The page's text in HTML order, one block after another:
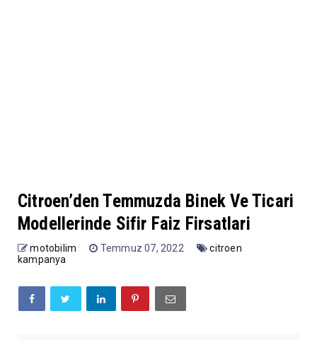
Citroen’den Temmuzda Binek Ve Ticari
Modellerinde Sifir Faiz Firsatlari
motobilim Temmuz 07, 2022
citroen
kampanya